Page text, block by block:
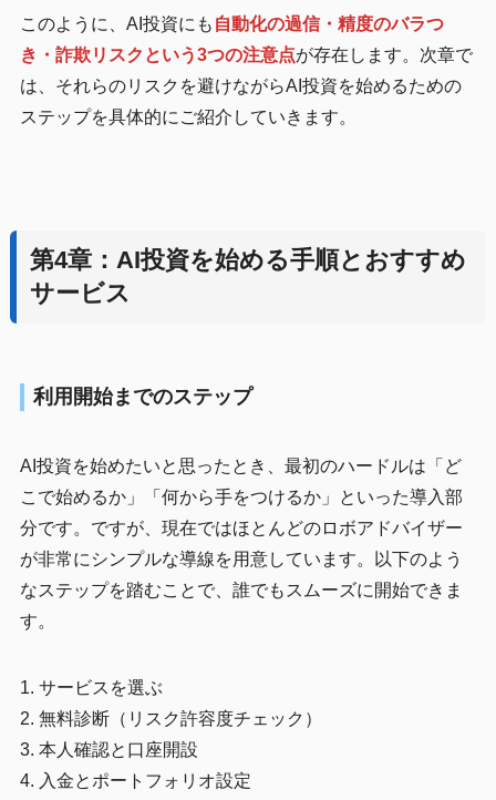
このように、AI投資にも 自動化の過信・精度のバラつ
き・詐欺リスクという3つの注意点が存在します。次章で
は、それらのリスクを避けながらAI投資を始めるための
ステップを具体的にご紹介していきます。
第4章：AI投資を始める手順とおすすめ
サービス
利用開始までのステップ
AI投資を始めたいと思ったとき、最初のハードルは「ど
こで始めるか」「何から手をつけるか」といった導入部
分です。ですが、現在ではほとんどのロボアドバイザー
が非常にシンプルな導線を用意しています。以下のよう
なステップを踏むことで、誰でもスムーズに開始できま
す。
1. サービスを選ぶ
2. 無料診断（リスク許容度チェック）
3. 本人確認と口座開設
4. 入金とポートフォリオ設定